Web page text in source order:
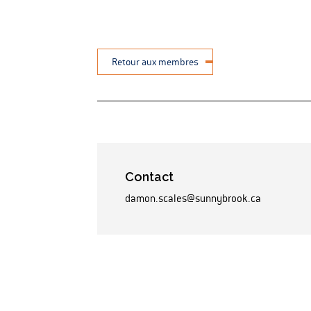
Retour aux membres
Contact
damon.scales@sunnybrook.ca